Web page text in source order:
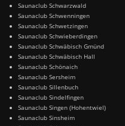
Saunaclub Schwarzwald
Saunaclub Schwenningen
Saunaclub Schwetzingen
Saunaclub Schwieberdingen
Saunaclub Schwäbisch Gmünd
Saunaclub Schwäbisch Hall
Saunaclub Schönaich
Saunaclub Sersheim
Saunaclub Sillenbuch
Saunaclub Sindelfingen
Saunaclub Singen (Hohentwiel)
Saunaclub Sinsheim